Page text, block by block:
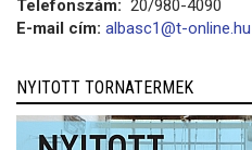
Telefonszám: 20/980-4090
E-mail cím: albasc1@t-online.hu
NYITOTT TORNATERMEK